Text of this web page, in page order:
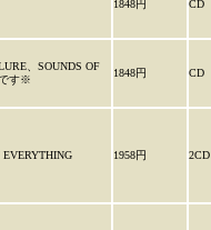
1848円 CD
、SOUNDS OF
す※
1848円 CD
1958円 2CD